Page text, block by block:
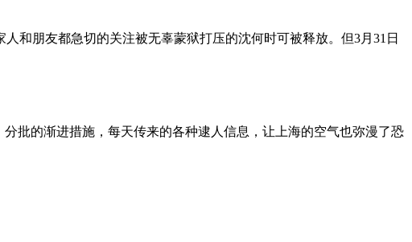
和朋友都急切的关注被无辜蒙狱打压的沈何时可被释放。但3月31日
批的渐进措施，每天传来的各种逮人信息，让上海的空气也弥漫了恐